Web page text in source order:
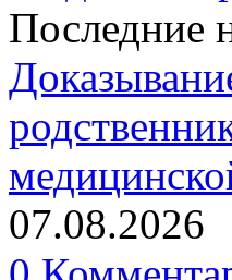
Последние
07.08.2026